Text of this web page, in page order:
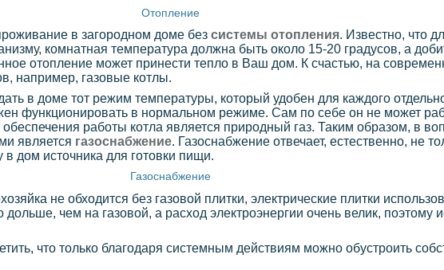
Отопление
в загородном доме без системы отопления. Известно, что
комнатная температура должна быть около 15-20 градусов, а
отопление может принести тепло в Ваш дом. К счастью, на
например, газовые котлы.
в доме тот режим температуры, который удобен для каждого
функционировать в нормальном режиме. Сам по себе он не может
работы котла является природный газ. Таким образом, в
является газоснабжение. Газоснабжение отвечает, естественно, не
дом источника для готовки пищи.
Газоснабжение
не обходится без газовой плитки, электрические плитки
дольше, чем на газовой, а расход электроэнергии очень велик, поэтому
что только благодаря системным действиям можно обустроить